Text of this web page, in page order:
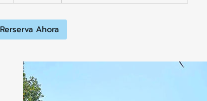
h
Rerserva Ahora